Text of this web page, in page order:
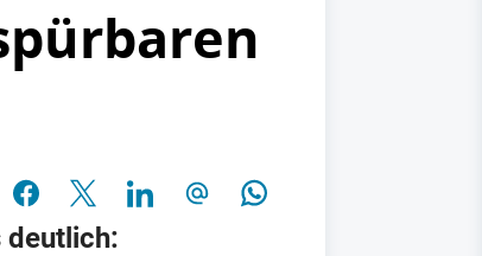
deutlich: